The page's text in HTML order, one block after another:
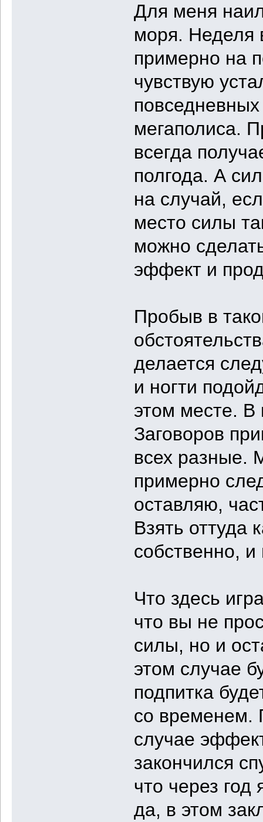
Для меня
моря. Неделя
примерно на
чувствую
мегаполиса.
всегда
полгода. А
на случай,
место силы
можно
эффект и
Пробыв в
делается
и ногти
этом месте. В
Заговоров
всех разные.
примерно
оставляю,
Взять оттуда
собственно, и
Что здесь
что вы не
силы, но и
этом случае
подпитка
со временем.
случае
закончился
что через
да, в этом